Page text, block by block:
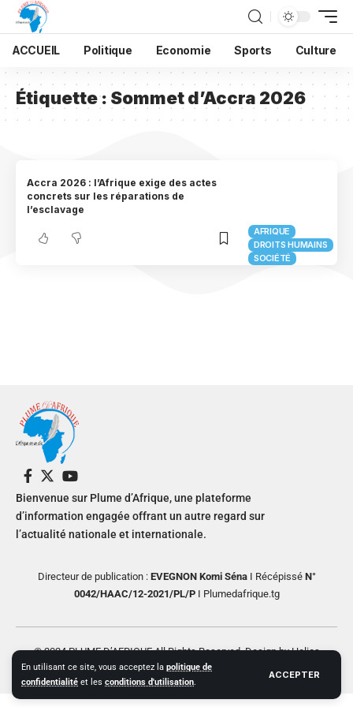
En utilisant ce site, vous acceptez la politique de
confidentialité et les conditions d'utilisation.
ACCEPTER
ACCUEIL Politique Economie Sports Culture
Étiquette : Sommet d’Accra 2026
AFRIQUE
DROITS HUMAINS
SOCIÉTÉ
Accra 2026 : l’Afrique exige des actes
concrets sur les réparations de
l’esclavage
Bienvenue sur Plume d’Afrique, une plateforme
d’information engagée offrant un autre regard sur
l’actualité nationale et internationale.
Directeur de publication : EVEGNON Komi SénaI RécépisséN°
0042/HAAC/12-2021/PL/PI Plumedafrique.tg
© 2024 PLUME D’AFRIQUE All Rights Reserved. Design by Helios
Creative